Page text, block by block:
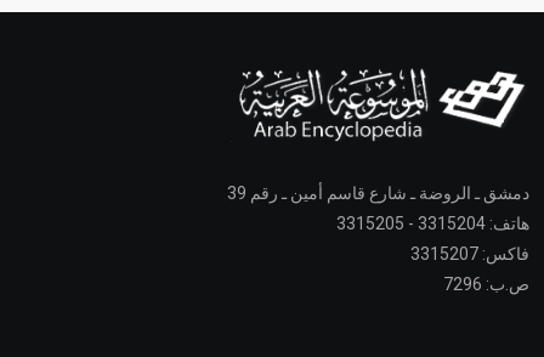
دمشق ـ الروضة ـ شارع قاسم أمين ـ رقم 39
هاتف: 3315204 - 3315205
فاكس: 3315207
ص.ب: 7296